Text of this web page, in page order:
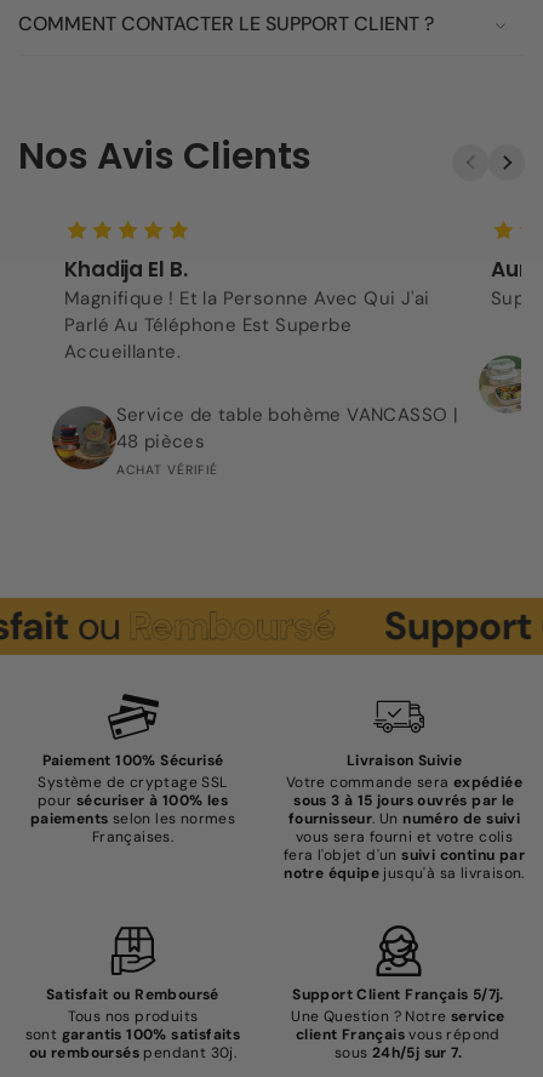
COMMENT CONTACTER LE SUPPORT CLIENT ?
Nos Avis Clients
Khadija El B.
Magnifique ! Et la Personne Avec Qui J'ai
Parlé Au Téléphone Est Superbe
Accueillante.
Service de table bohème VANCASSO |
48 pièces
ACHAT VÉRIFIÉ
Remboursé Support
Paiement 100% Sécurisé
Système de cryptage SSL
pour sécuriser à 100% les
paiements selon les normes
Françaises.
Livraison Suivie
Votre commande sera expédiée
sous 3 à 15 jours ouvrés par le
fournisseur. Un numéro de suivi
vous sera fourni et votre colis
fera l'objet d'unsuivi continu par
notre équipe jusqu'à sa livraison.
Satisfait ou Remboursé
Tous nos produits
sont garantis 100% satisfaits
ou remboursés pendant 30j.
Support Client Français 5/7j.
Une Question ? Notre service
client Françaisvous répond
sous 24h/5j sur 7.